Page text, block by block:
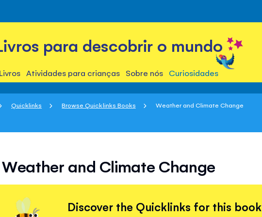
para descobrir o mundo
Livros Atividades para crianças Sobre nós Curiosidades
Quicklinks Browse Quicklinks Books Weather and Climate Change
Weather and Climate Change
Discover the Quicklinks for this book